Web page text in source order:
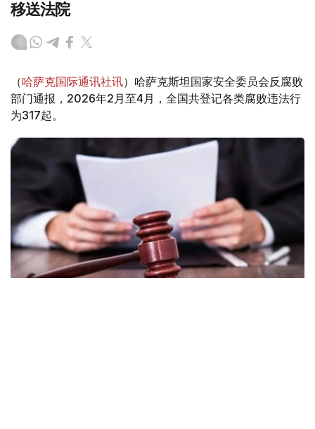
移送法院
（哈萨克国际通讯社讯）哈萨克斯坦国家安全委员会反腐败
部门通报，2026年2月至4月，全国共登记各类腐败违法行
为317起。